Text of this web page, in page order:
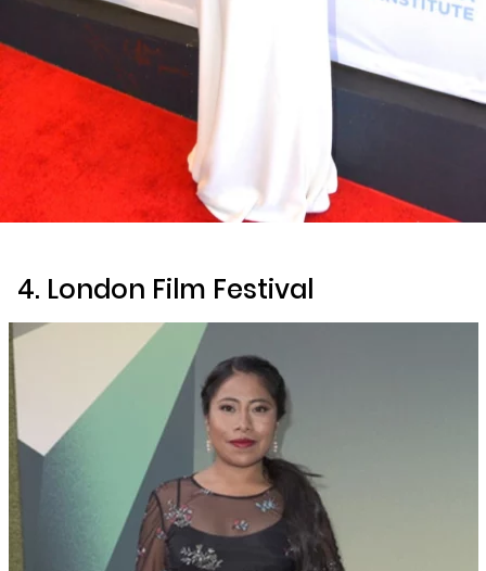
4. London Film Festival